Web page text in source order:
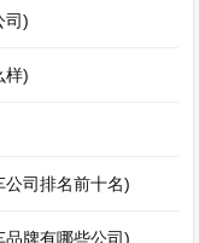
司)
样)
司排名前十名)
牌有哪些公司)